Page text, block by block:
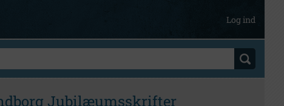
Log ind
Jubilæumsskrifter